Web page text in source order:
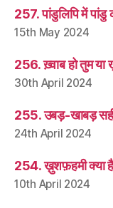
257. पांडुलिपि में पांडु
15th May 2024
256. ख़्वाब हो तुम या
30th April 2024
255. उबड़-खाबड़
24th April 2024
254. ख़ुशफ़हमी क्या
10th April 2024